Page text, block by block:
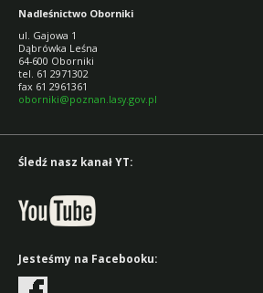
Nadleśnictwo Oborniki
ul. Gajowa 1
Dąbrówka Leśna
64-600 Oborniki
tel. 61 2971302
fax 61 2961361
oborniki@poznan.lasy.gov.pl
Śledź nasz kanał YT:
Jesteśmy na Facebooku: